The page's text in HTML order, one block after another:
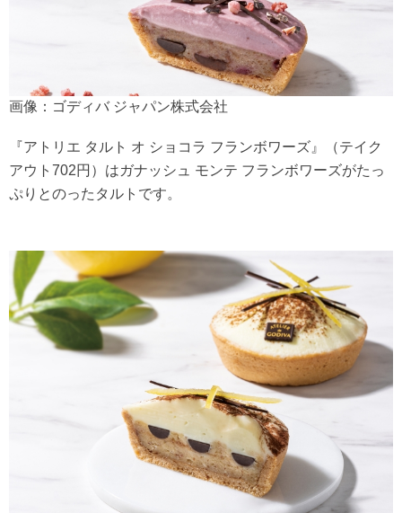
画像：ゴディバ ジャパン株式会社
『アトリエ タルト オ ショコラ フランボワーズ』（テイク
アウト702円）はガナッシュ モンテ フランボワーズがたっ
ぷりとのったタルトです。